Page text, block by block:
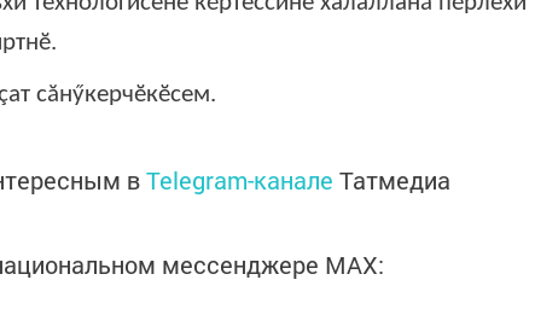
сăнӳкерчӗкӗсем.
вTelegram-канале Татмедиа
мессенджере MАХ: